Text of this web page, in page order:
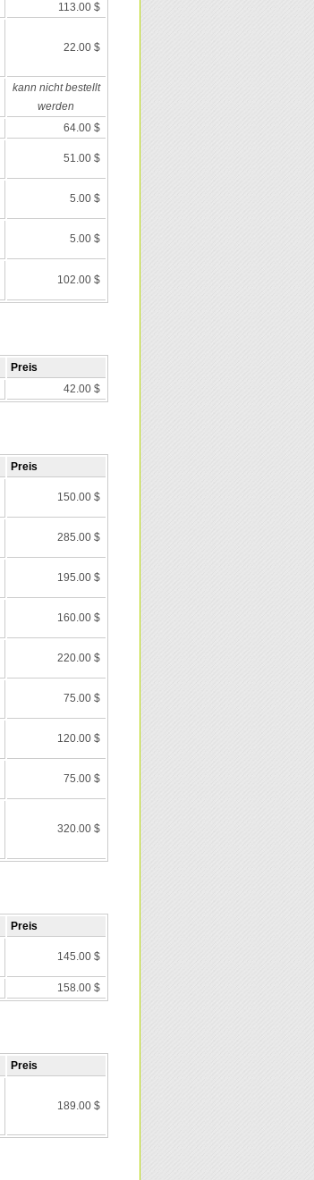
113.00 $
22.00 $
kann nicht bestellt
werden
64.00 $
51.00 $
5.00 $
5.00 $
102.00 $
Preis
42.00 $
Preis
150.00 $
285.00 $
195.00 $
160.00 $
220.00 $
75.00 $
120.00 $
75.00 $
320.00 $
Preis
145.00 $
158.00 $
Preis
189.00 $